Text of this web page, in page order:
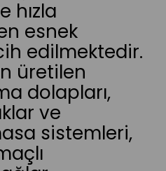
hızla
esnek
edilmektedir.
üretilen
dolapları,
ve
sistemleri,